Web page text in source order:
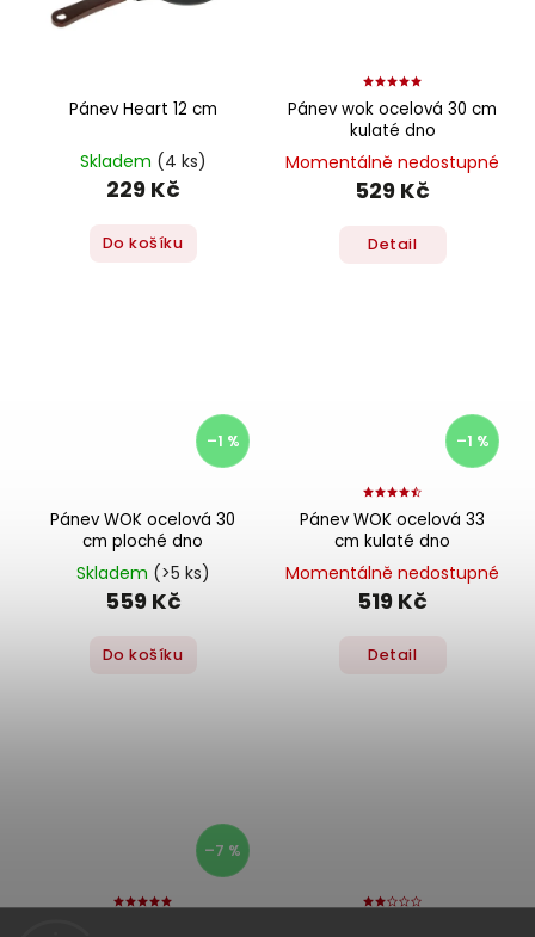
Pánev Heart 12 cm
Skladem (4 ks)
229 Kč
Do košíku
Pánev wok ocelová 30 cm
kulaté dno
Momentálně nedostupné
529 Kč
Detail
–1 %
Pánev WOK ocelová 30
cm ploché dno
Skladem (>5 ks)
559 Kč
Do košíku
–1 %
Pánev WOK ocelová 33
cm kulaté dno
Momentálně nedostupné
519 Kč
Detail
–7 %